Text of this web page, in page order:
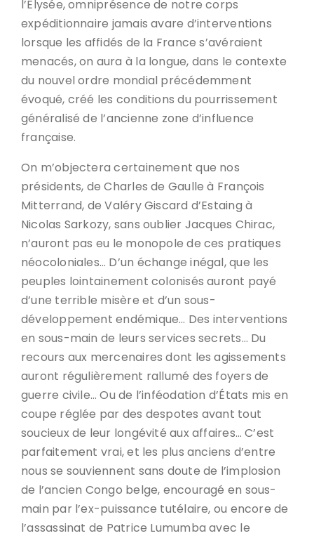
l’Élysée, omniprésence de notre corps
expéditionnaire jamais avare d’interventions
lorsque les affidés de la France s’avéraient
menacés, on aura à la longue, dans le contexte
du nouvel ordre mondial précédemment
évoqué, créé les conditions du pourrissement
généralisé de l’ancienne zone d’influence
française.
On m’objectera certainement que nos
présidents, de Charles de Gaulle à François
Mitterrand, de Valéry Giscard d’Estaing à
Nicolas Sarkozy, sans oublier Jacques Chirac,
n’auront pas eu le monopole de ces pratiques
néocoloniales… D’un échange inégal, que les
peuples lointainement colonisés auront payé
d’une terrible misère et d’un sous-
développement endémique… Des interventions
en sous-main de leurs services secrets… Du
recours aux mercenaires dont les agissements
auront régulièrement rallumé des foyers de
guerre civile… Ou de l’inféodation d’États mis en
coupe réglée par des despotes avant tout
soucieux de leur longévité aux affaires… C’est
parfaitement vrai, et les plus anciens d’entre
nous se souviennent sans doute de l’implosion
de l’ancien Congo belge, encouragé en sous-
main par l’ex-puissance tutélaire, ou encore de
l’assassinat de Patrice Lumumba avec le